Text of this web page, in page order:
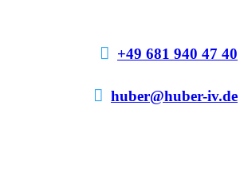
 +49 681 940 47 40
 huber@huber-iv.de